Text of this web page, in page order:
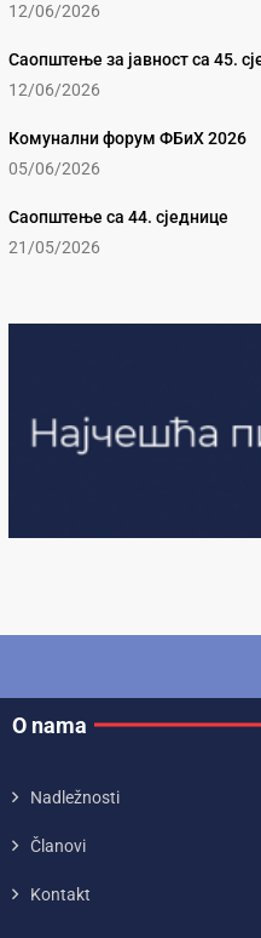
12/06/2026
Саопштење за јавност са 45.
12/06/2026
Комунални форум ФБиХ 2026
05/06/2026
Саопштење са 44. сједнице
21/05/2026
O nama
Nadležnosti
Članovi
Kontakt